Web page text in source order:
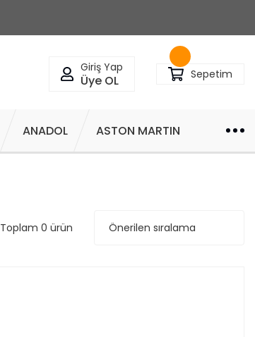
Giriş Yap
Üye OL Sepetim
ANADOL ASTON MARTIN
Toplam 0 ürün